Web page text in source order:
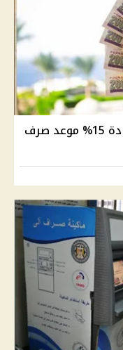
جهز محفظتك هتقبض معاشك بزيادة 15% موعد صرف